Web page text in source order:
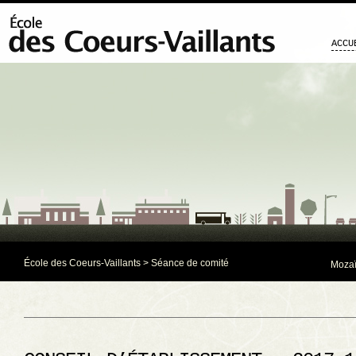
École des Coeurs-Vaillants > Séance de comité